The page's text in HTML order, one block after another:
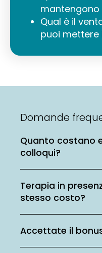
mantengono
Qual è il
puoi mettere
Domande
Quanto costano
colloqui?
Terapia in
stesso costo?
Accettate il